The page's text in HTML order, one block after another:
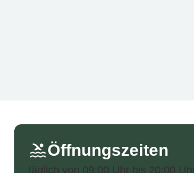
Öffnungszeiten
täglich von 09:00 Uhr bis 20:00